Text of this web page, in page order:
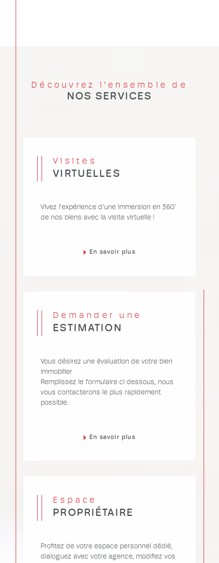
Découvrez l'ensemble de
NOS SERVICES
Visites
VIRTUELLES
Vivez l'expérience d'une immersion en 360°
de nos biens avec la visite virtuelle !
En savoir plus
Demander une
ESTIMATION
Vous désirez une évaluation de votre bien
immobilier
Remplissez le formulaire ci dessous, nous
vous contacterons le plus rapidement
possible.
En savoir plus
Espace
PROPRIÉTAIRE
Profitez de votre espace personnel dédié,
dialoguez avec votre agence, modifiez vos